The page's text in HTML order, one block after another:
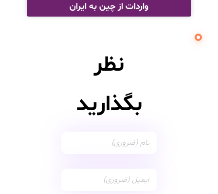
واردات از چین به ایران
نظر
بگذارید